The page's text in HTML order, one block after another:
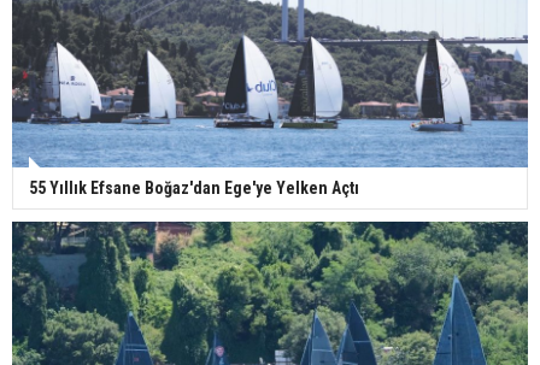
55 Yıllık Efsane Boğaz'dan Ege'ye Yelken Açtı